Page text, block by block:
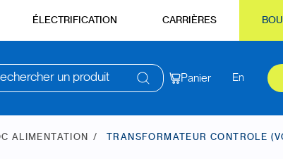
ÉLECTRIFICATION CARRIÈRES
un produit Panier En
ALIMENTATION TRANSFORMATEUR CONTROLE